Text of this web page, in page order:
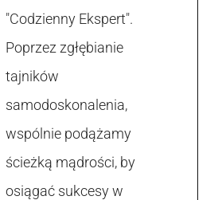
"Codzienny Ekspert".
Poprzez zgłębianie
tajników
samodoskonalenia,
wspólnie podążamy
ścieżką mądrości, by
osiągać sukcesy w